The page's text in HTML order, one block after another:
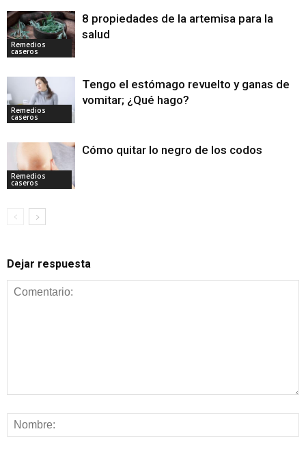
Remedios
caseros
8 propiedades de la artemisa para la
salud
Remedios
caseros
Tengo el estómago revuelto y ganas de
vomitar; ¿Qué hago?
Remedios
caseros
Cómo quitar lo negro de los codos
Dejar respuesta